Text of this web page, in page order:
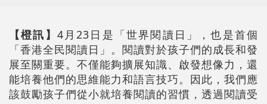
【橙訊】 4月23日是「世界閱讀日」，也是首個
「香港全民閱讀日」。閱讀對於孩子們的成長和發
展至關重要。不僅能夠擴展知識、啟發想像力，還
能培養他們的思維能力和語言技巧。因此，我們應
該鼓勵孩子們從小就培養閱讀的習慣，透過閱讀受